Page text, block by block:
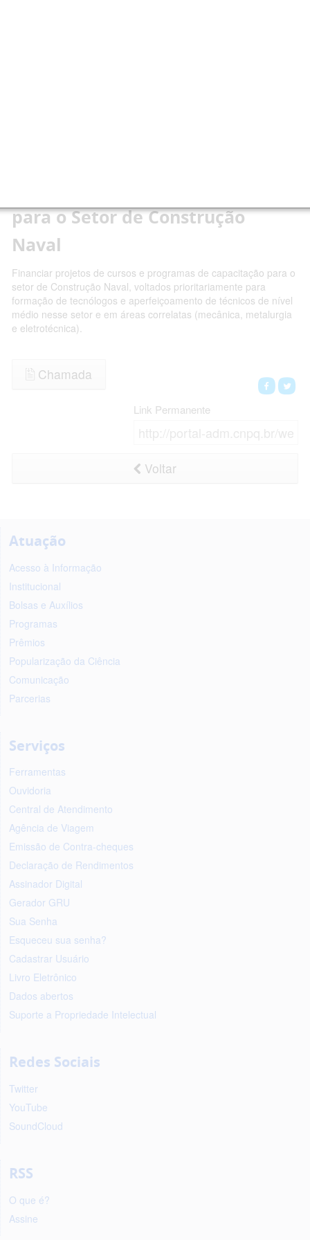
para o Setor de Construção
Naval
Financiar projetos de cursos e programas de capacitação para o
setor de Construção Naval, voltados prioritariamente para
formação de tecnólogos e aperfeiçoamento de técnicos de nível
médio nesse setor e em áreas correlatas (mecânica, metalurgia
e eletrotécnica).
Chamada
Link Permanente
Voltar
Atuação
Acesso à Informação
Institucional
Bolsas e Auxílios
Programas
Prêmios
Popularização da Ciência
Comunicação
Parcerias
Serviços
Ferramentas
Ouvidoria
Central de Atendimento
Agência de Viagem
Emissão de Contra-cheques
Declaração de Rendimentos
Assinador Digital
Gerador GRU
Sua Senha
Esqueceu sua senha?
Cadastrar Usuário
Livro Eletrônico
Dados abertos
Suporte a Propriedade Intelectual
Redes Sociais
Twitter
YouTube
SoundCloud
RSS
O que é?
Assine